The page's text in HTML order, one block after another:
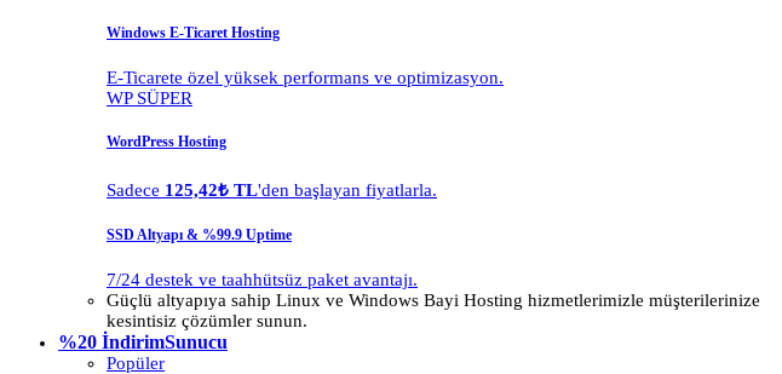
Windows E-Ticaret Hosting
E-Ticarete özel yüksek performans ve optimizasyon.
WP SÜPER
WordPress Hosting
Sadece 125,42₺ TL'den başlayan fiyatlarla.
SSD Altyapı & %99.9 Uptime
7/24 destek ve taahhütsüz paket avantajı.
Güçlü altyapıya sahip Linux ve Windows Bayi Hosting hizmetlerimizle müşterilerinize
kesintisiz çözümler sunun.
%20 İndirimSunucu
Popüler